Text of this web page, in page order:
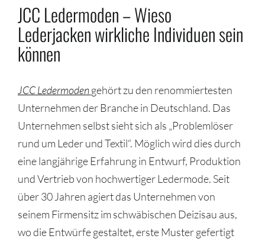
JCC Ledermoden – Wieso
Lederjacken wirkliche Individuen sein
können
JCC Ledermodengehört zu den renommiertesten
Unternehmen der Branche in Deutschland. Das
Unternehmen selbst sieht sich als „Problemlöser
rund um Leder und Textil“. Möglich wird dies durch
eine langjährige Erfahrung in Entwurf, Produktion
und Vertrieb von hochwertiger Ledermode. Seit
über 30 Jahren agiert das Unternehmen von
seinem Firmensitz im schwäbischen Deizisau aus,
wo die Entwürfe gestaltet, erste Muster gefertigt